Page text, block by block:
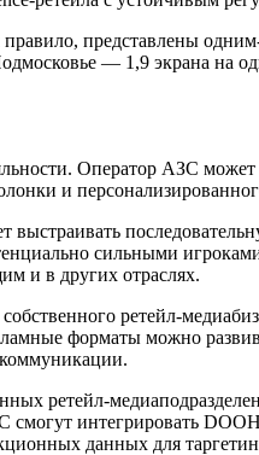
представлены
— 1,9 экрана
Оператор АЗС может
и
выстраивать
сильными
и в других отраслях.
ретейл-
форматы можно
ретейл-
смогут интегрировать
данных для